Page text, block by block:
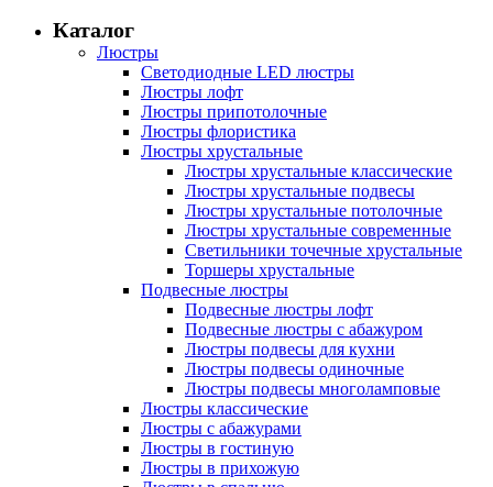
Каталог
Люстры
Светодиодные LED люстры
Люстры лофт
Люстры припотолочные
Люстры флористика
Люстры хрустальные
Люстры хрустальные классические
Люстры хрустальные подвесы
Люстры хрустальные потолочные
Люстры хрустальные современные
Светильники точечные хрустальные
Торшеры хрустальные
Подвесные люстры
Подвесные люстры лофт
Подвесные люстры с абажуром
Люстры подвесы для кухни
Люстры подвесы одиночные
Люстры подвесы многоламповые
Люстры классические
Люстры с абажурами
Люстры в гостиную
Люстры в прихожую